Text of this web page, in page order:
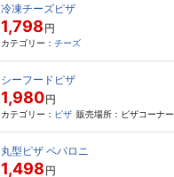
冷凍チーズピザ
1,798 円
カテゴリー： チーズ
シーフードピザ
1,980円
カテゴリー： ピザ 販売場所：ピザコーナー
丸型ピザ ペパロニ
1,498 円